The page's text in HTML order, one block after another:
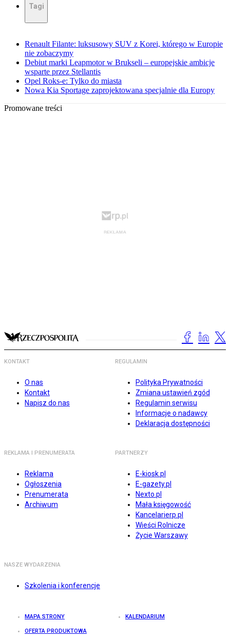
Tagi
Renault Filante: luksusowy SUV z Korei, którego w Europie
nie zobaczymy
Debiut marki Leapmotor w Brukseli – europejskie ambicje
wsparte przez Stellantis
Opel Roks-e: Tylko do miasta
Nowa Kia Sportage zaprojektowana specjalnie dla Europy
Promowane treści
KONTAKT
O nas
Kontakt
Napisz do nas
REGULAMIN
Polityka Prywatności
Zmiana ustawień zgód
Regulamin serwisu
Informacje o nadawcy
Deklaracja dostępności
REKLAMA I PRENUMERATA
Reklama
Ogłoszenia
Prenumerata
Archiwum
PARTNERZY
E-kiosk.pl
E-gazety.pl
Nexto.pl
Mała księgowość
Kancelarierp.pl
Wieści Rolnicze
Życie Warszawy
NASZE WYDARZENIA
Szkolenia i konferencje
MAPA STRONY KALENDARIUM
OFERTA PRODUKTOWA